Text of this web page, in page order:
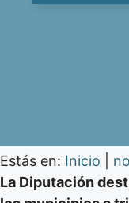
Estás en: Inicio
La Diputación